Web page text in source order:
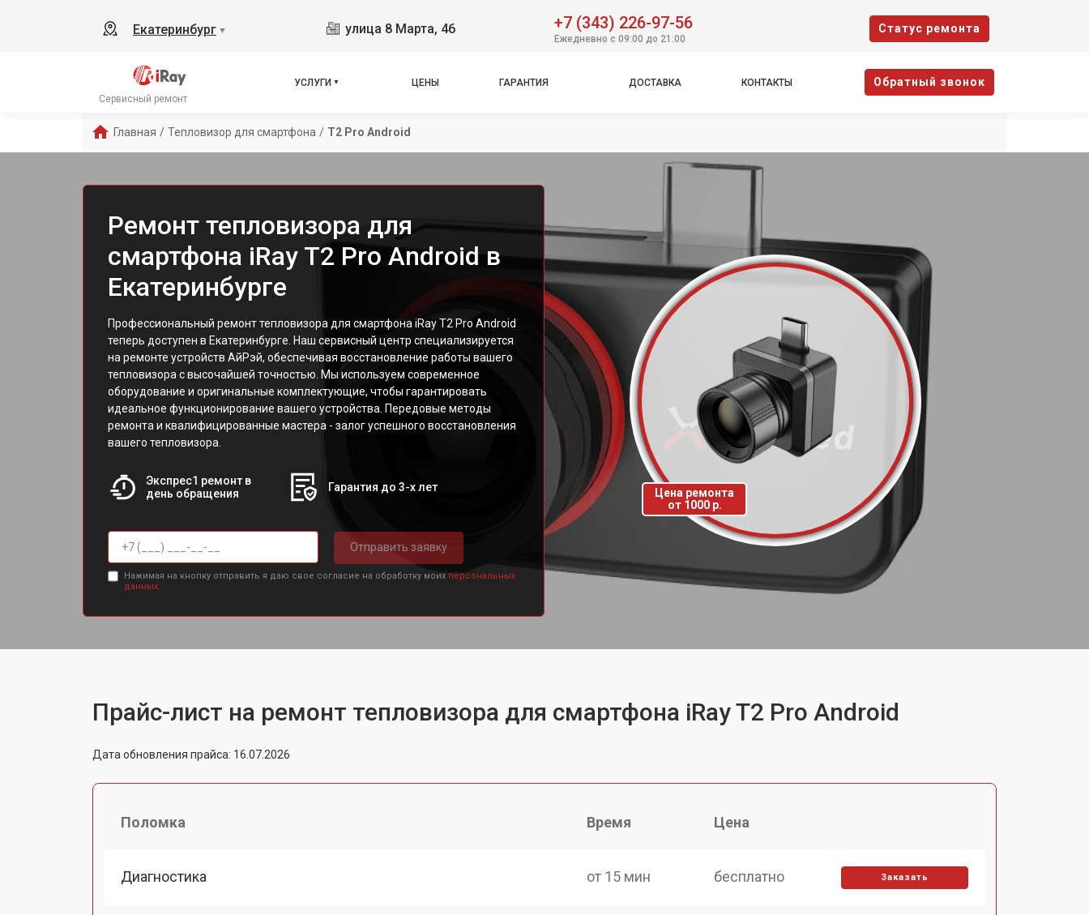
Екатеринбург ▼ улица 8 Марта, 46 +7 (343) 226-97-56
Ежедневно с 09:00 до 21:00
Cтатус ремонта
Сервисный ремонт
УСЛУГИ ЦЕНЫ ГАРАНТИЯ ДОСТАВКА КОНТАКТЫ Oбратный звонок
Главная / Тепловизор для смартфона / T2 Pro Android
Ремонт тепловизора для
смартфона iRay T2 Pro Android в
Екатеринбурге
Профессиональный ремонт тепловизора для смартфона iRay T2 Pro Android
теперь доступен в Екатеринбурге. Наш сервисный центр специализируется
на ремонте устройств АйРэй, обеспечивая восстановление работы вашего
тепловизора с высочайшей точностью. Мы используем современное
оборудование и оригинальные комплектующие, чтобы гарантировать
идеальное функционирование вашего устройства. Передовые методы
ремонта и квалифицированные мастера - залог успешного восстановления
вашего тепловизора.
Экспрес1 ремонт в
день обращения
Гарантия до 3-х лет
Отправить заявку
Нажимая на кнопку отправить я даю свое согласие на обработку моих персональных
данных.
Цена ремонта
от 1000 р.
Прайс-лист на ремонт тепловизора для смартфона iRay T2 Pro Android
Дата обновления прайса: 16.07.2026
Поломка Время Цена
Диагностика от 15 мин бесплатно Заказать